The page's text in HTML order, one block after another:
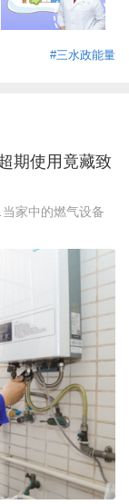
#三水政能量
期使用竟藏致
家中的燃气设备